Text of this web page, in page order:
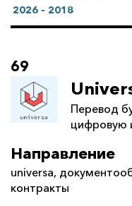
2026 - 2018
69
Перевод
цифровую
Направление
universa,
контракты